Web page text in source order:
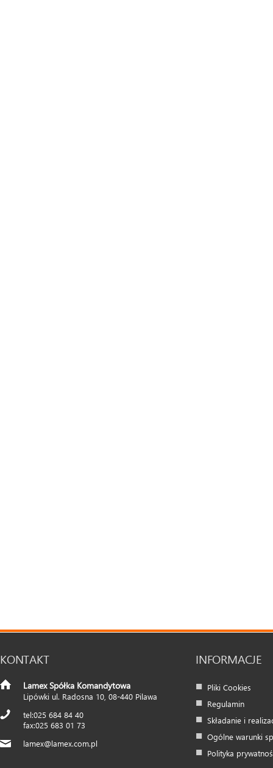
KONTAKT
Lamex Spółka Komandytowa
Lipówki ul. Radosna 10 08-440 Pilawa
025 684 84 40
025 683 01 73
lamex@lamex.com.pl
INFORMACJE
Pliki Cookies
Regulamin
Składanie i
Ogólne warunki
Polityka